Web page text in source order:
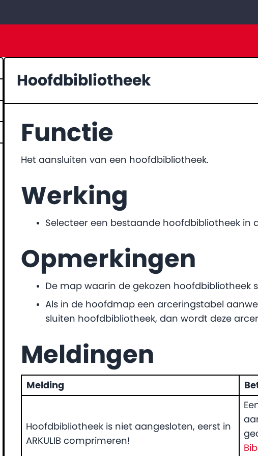
Hoofdbibliotheek
Functie
Het aansluiten van een hoofdbibliotheek.
Werking
Selecteer een bestaande hoofdbibliotheek in
Opmerkingen
De map waarin de gekozen hoofdbibliotheek
Als in de hoofdmap een arceringstabel
sluiten hoofdbibliotheek, dan wordt deze
Meldingen
Melding
Hoofdbibliotheek is niet aangesloten, eerst in
ARKULIB comprimeren!